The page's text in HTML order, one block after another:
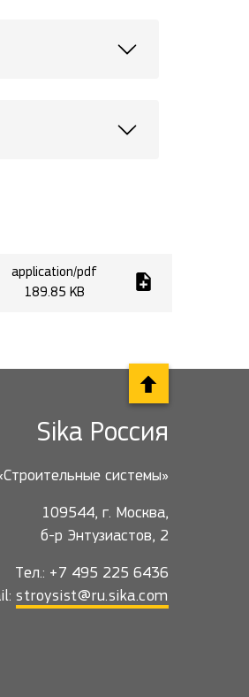
application/pdf
189.85 KB
Sika Россия
системы»
109544, г. Москва,
б-р Энтузиастов, 2
Тел.: +7 495 225 6436
stroysist@ru.sika.com